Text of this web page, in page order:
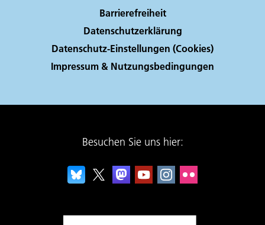
Barrierefreiheit
Datenschutzerklärung
Datenschutz-Einstellungen (Cookies)
Impressum & Nutzungsbedingungen
Besuchen Sie uns hier: